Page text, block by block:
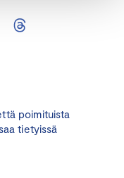
poimituista
tietyissä